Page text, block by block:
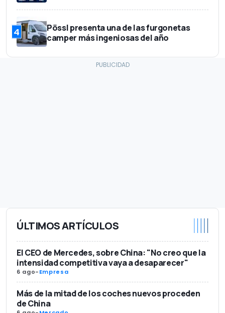
4
Pössl presenta una de las furgonetas
camper más ingeniosas del año
ÚLTIMOS ARTÍCULOS
El CEO de Mercedes, sobre China: "No creo que la
intensidad competitiva vaya a desaparecer"
6 ago-Empresa
Más de la mitad de los coches nuevos proceden
de China